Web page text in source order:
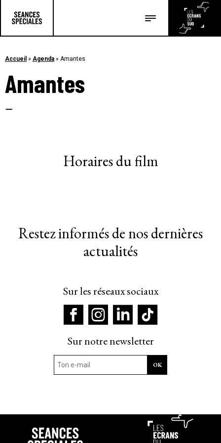
Accueil » Agenda » Amantes
Amantes
–
Horaires du film
Restez informés de nos dernières
actualités
Sur les réseaux sociaux
Sur notre newsletter